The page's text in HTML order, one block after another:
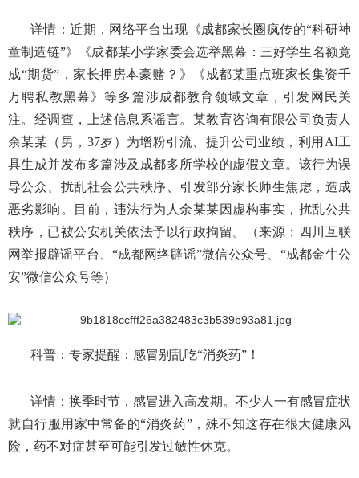
详情：近期，网络平台出现《成都家长圈疯传的“科研神
童制造链”》《成都某小学家委会选举黑幕：三好学生名额竟
成“期货”，家长押房本豪赌？》《成都某重点班家长集资千
万聘私教黑幕》等多篇涉成都教育领域文章，引发网民关
注。经调查，上述信息系谣言。某教育咨询有限公司负责人
余某某（男，37岁）为增粉引流、提升公司业绩，利用AI工
具生成并发布多篇涉及成都多所学校的虚假文章。该行为误
导公众、扰乱社会公共秩序、引发部分家长师生焦虑，造成
恶劣影响。目前，违法行为人余某某因虚构事实，扰乱公共
秩序，已被公安机关依法予以行政拘留。（来源：四川互联
网举报辟谣平台、“成都网络辟谣”微信公众号、“成都金牛公
安”微信公众号等）
科普：专家提醒：感冒别乱吃“消炎药”！
详情：换季时节，感冒进入高发期。不少人一有感冒症状
就自行服用家中常备的“消炎药”，殊不知这存在很大健康风
险，药不对症甚至可能引发过敏性休克。